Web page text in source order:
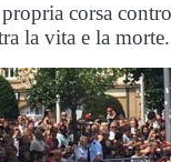
corsa
la vita e la morte.